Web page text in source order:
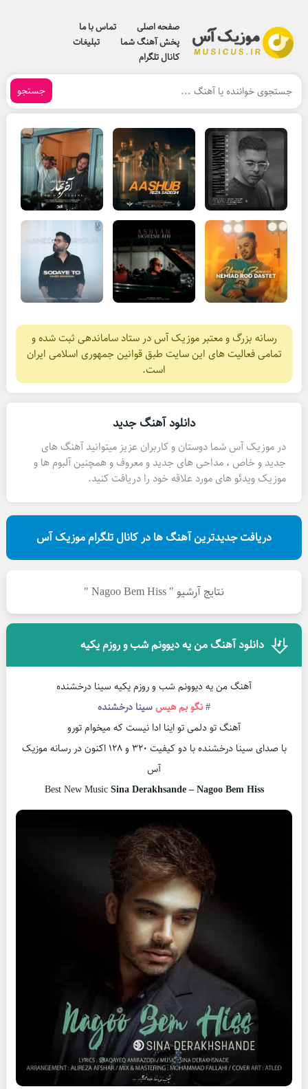
صفحه اصلی
تماس با ما
پخش آهنگ شما
تبلیغات
کانال تلگرام
جستجو
رسانه بزرگ و معتبر موزیک آس در ستاد ساماندهی ثبت شده و
تمامی فعالیت های این سایت طبق قوانین جمهوری اسلامی ایران
است.
دانلود آهنگ جدید
در موزیک آس شما دوستان و کاربران عزیز میتوانید آهنگ های
جدید و خاص ، مداحی های جدید و معروف و همچنین آلبوم ها و
موزیک ویدئو های مورد علاقه خود را دریافت کنید.
دریافت جدیدترین آهنگ ها در کانال تلگرام موزیک آس
نتایج آرشیو " Nagoo Bem Hiss "
دانلود آهنگ من یه دیوونم شب و روزم یکیه
آهنگ من یه دیوونم شب و روزم یکیه سینا درخشنده
#نگو بم هیسسینا درخشنده
آهنگ تو دلمی تو اینا ادا نیست که میخوام تورو
با صدای سینا درخشنده با دو کیفیت ۳۲۰ و ۱۲۸ اکنون در رسانه موزیک
آس
Best New MusicSina Derakhsande – Nagoo Bem Hiss